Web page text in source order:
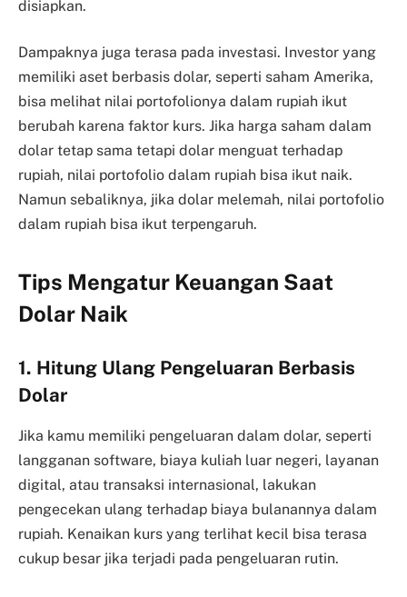
disiapkan.
Dampaknya juga terasa pada investasi. Investor yang
memiliki aset berbasis dolar, seperti saham Amerika,
bisa melihat nilai portofolionya dalam rupiah ikut
berubah karena faktor kurs. Jika harga saham dalam
dolar tetap sama tetapi dolar menguat terhadap
rupiah, nilai portofolio dalam rupiah bisa ikut naik.
Namun sebaliknya, jika dolar melemah, nilai portofolio
dalam rupiah bisa ikut terpengaruh.
Tips Mengatur Keuangan Saat
Dolar Naik
1. Hitung Ulang Pengeluaran Berbasis
Dolar
Jika kamu memiliki pengeluaran dalam dolar, seperti
langganan software, biaya kuliah luar negeri, layanan
digital, atau transaksi internasional, lakukan
pengecekan ulang terhadap biaya bulanannya dalam
rupiah. Kenaikan kurs yang terlihat kecil bisa terasa
cukup besar jika terjadi pada pengeluaran rutin.